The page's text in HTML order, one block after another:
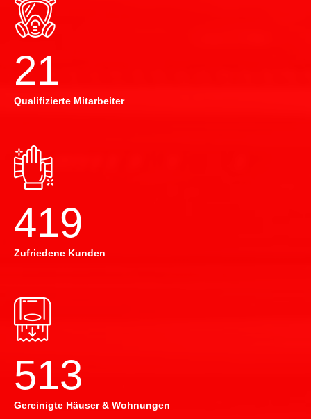
22
Qualifizierte Mitarbeiter
420
Zufriedene Kunden
514
Gereinigte Häuser & Wohnungen